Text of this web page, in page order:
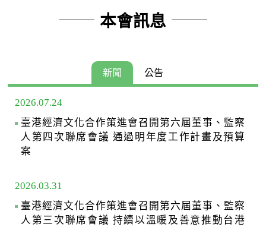
本會訊息
新聞 公告
2026.07.24
臺港經濟文化合作策進會召開第六屆董事、監察
人第四次聯席會議 通過明年度工作計畫及預算
案
2026.03.31
臺港經濟文化合作策進會召開第六屆董事、監察
人第三次聯席會議 持續以溫暖及善意推動台港